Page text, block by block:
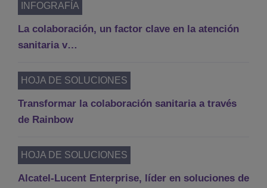
INFOGRAFÍA
La colaboración, un factor clave en la atención
sanitaria v…
HOJA DE SOLUCIONES
Transformar la colaboración sanitaria a través
de Rainbow
HOJA DE SOLUCIONES
Alcatel-Lucent Enterprise, líder en soluciones de